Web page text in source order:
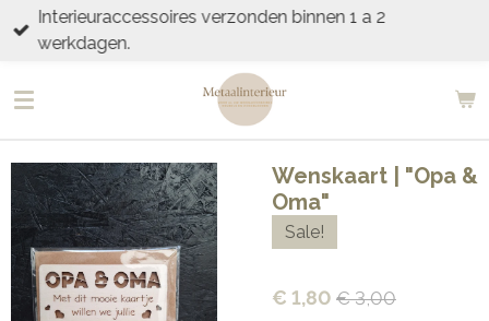
Ga
direct
de
Interieuraccessoires verzonden binnen 1 a 2
werkdagen.
Wenskaart | "Opa &
Oma"
Sale!
€ 1,80 € 3,00